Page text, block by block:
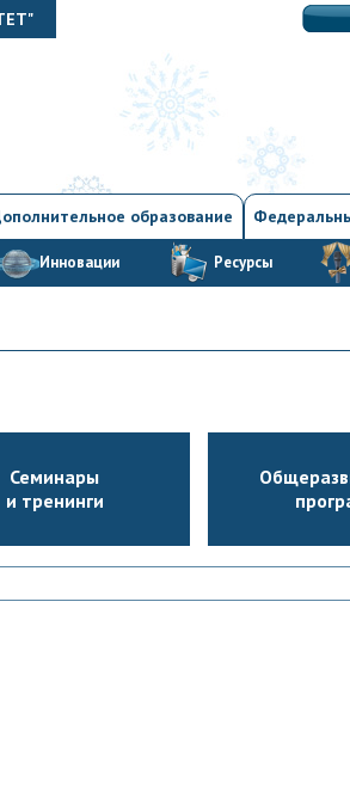
образование
Инновации Ресурсы
Семинары
и тренинги